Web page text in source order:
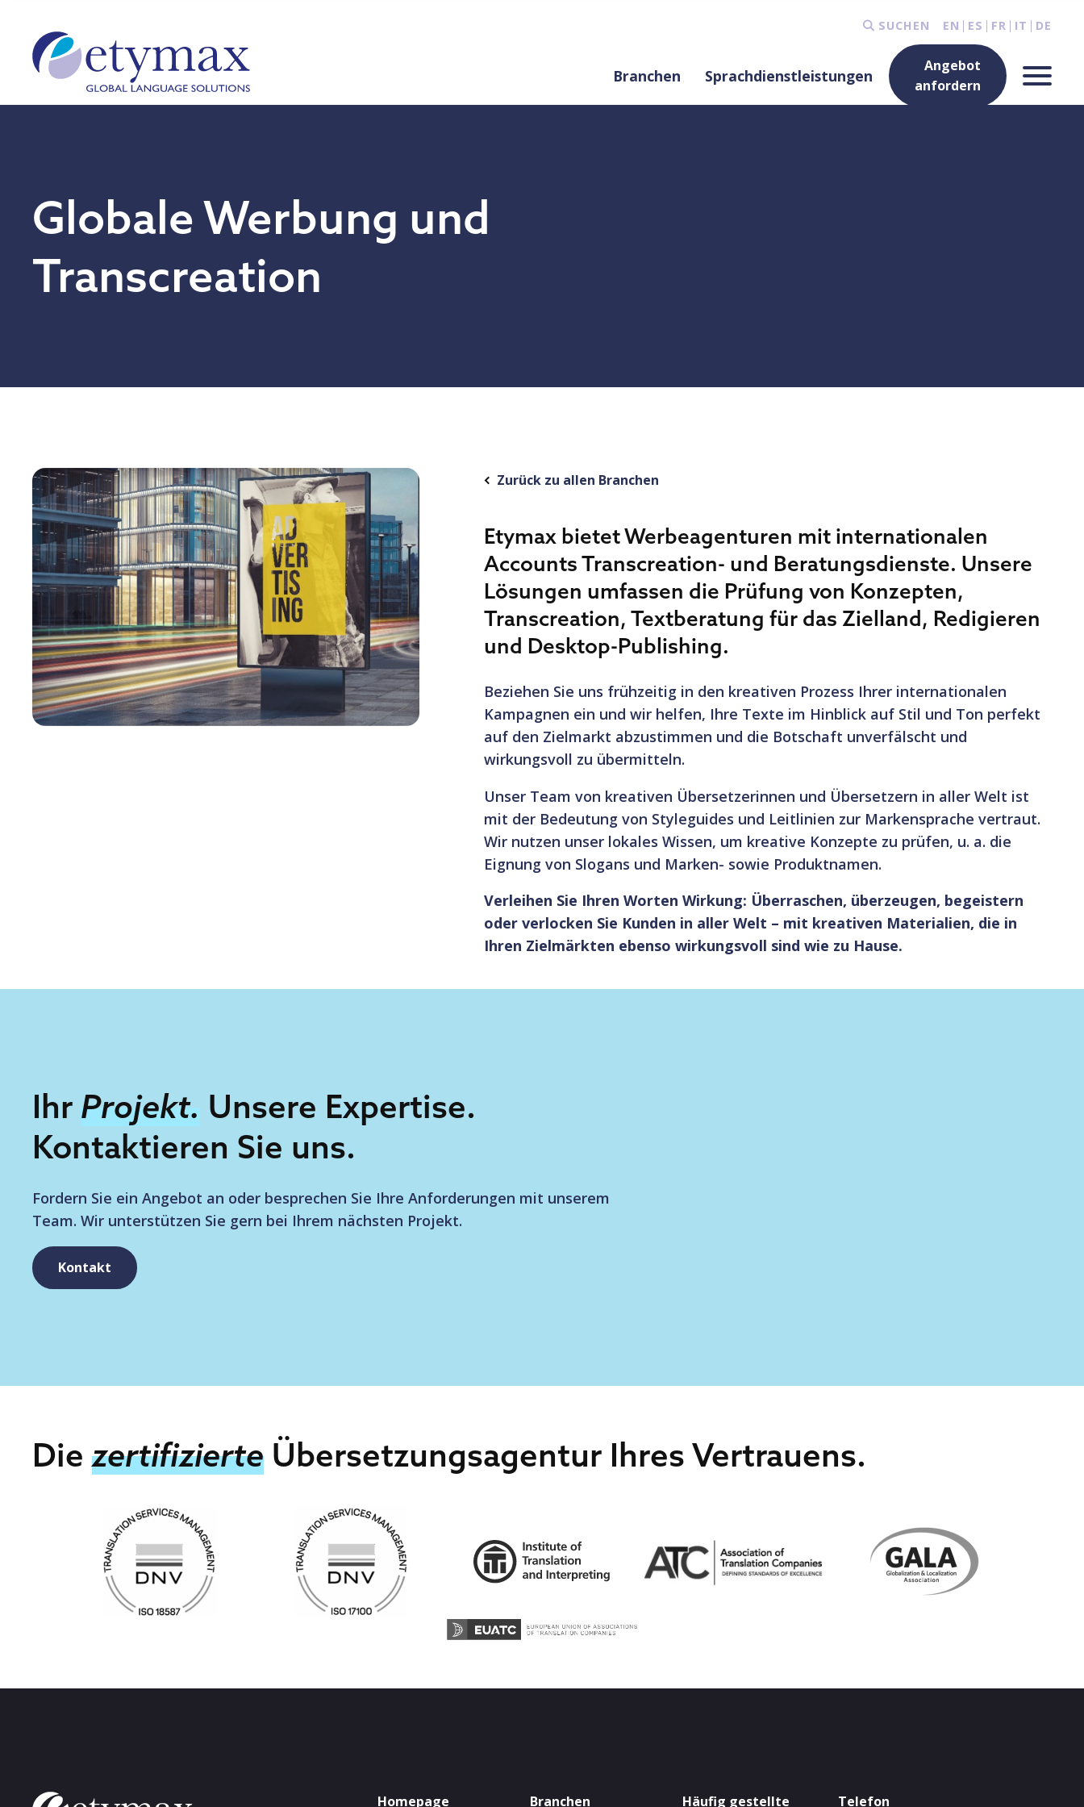
SUCHEN EN ES FR IT DE
Branchen Sprachdienstleistungen
Angebot
anfordern
Globale Werbung und
Transcreation
Zurück zu allen Branchen
Etymax bietet Werbeagenturen mit internationalen
Accounts Transcreation- und Beratungsdienste. Unsere
Lösungen umfassen die Prüfung von Konzepten,
Transcreation, Textberatung für das Zielland, Redigieren
und Desktop-Publishing.
Beziehen Sie uns frühzeitig in den kreativen Prozess Ihrer internationalen
Kampagnen ein und wir helfen, Ihre Texte im Hinblick auf Stil und Ton perfekt
auf den Zielmarkt abzustimmen und die Botschaft unverfälscht und
wirkungsvoll zu übermitteln.
Unser Team von kreativen Übersetzerinnen und Übersetzern in aller Welt ist
mit der Bedeutung von Styleguides und Leitlinien zur Markensprache vertraut.
Wir nutzen unser lokales Wissen, um kreative Konzepte zu prüfen, u. a. die
Eignung von Slogans und Marken- sowie Produktnamen.
Verleihen Sie Ihren Worten Wirkung: Überraschen, überzeugen, begeistern
oder verlocken Sie Kunden in aller Welt – mit kreativen Materialien, die in
Ihren Zielmärkten ebenso wirkungsvoll sind wie zu Hause.
Ihr Projekt. Unsere Expertise.
Kontaktieren Sie uns.
Fordern Sie ein Angebot an oder besprechen Sie Ihre Anforderungen mit unserem
Team. Wir unterstützen Sie gern bei Ihrem nächsten Projekt.
Kontakt
Die zertifizierte Übersetzungsagentur Ihres Vertrauens.
Homepage Branchen Häufig gestellte Telefon